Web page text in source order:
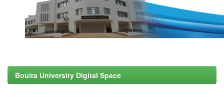
Bouira University Digital Space